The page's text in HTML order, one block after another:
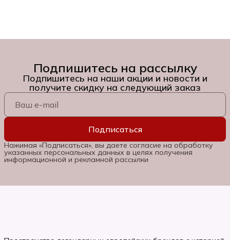
Подпишитесь на рассылку
Подпишитесь на наши акции и новости и
получите скидку на следующий заказ
Подписаться
Нажимая «Подписаться», вы даете согласие на обработку
указанных персональных данных в целях получения
информационной и рекламной рассылки